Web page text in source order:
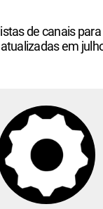
de canais
em